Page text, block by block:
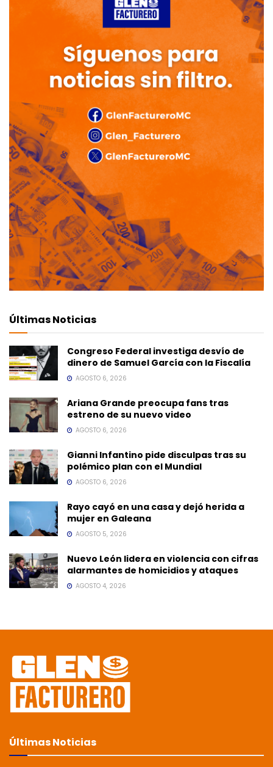
Últimas Noticias
Congreso Federal investiga desvío de
dinero de Samuel García con la Fiscalía
AGOSTO 6, 2026
Ariana Grande preocupa fans tras
estreno de su nuevo video
AGOSTO 6, 2026
Gianni Infantino pide disculpas tras su
polémico plan con el Mundial
AGOSTO 6, 2026
Rayo cayó en una casa y dejó herida a
mujer en Galeana
AGOSTO 5, 2026
Nuevo León lidera en violencia con cifras
alarmantes de homicidios y ataques
AGOSTO 4, 2026
Últimas Noticias